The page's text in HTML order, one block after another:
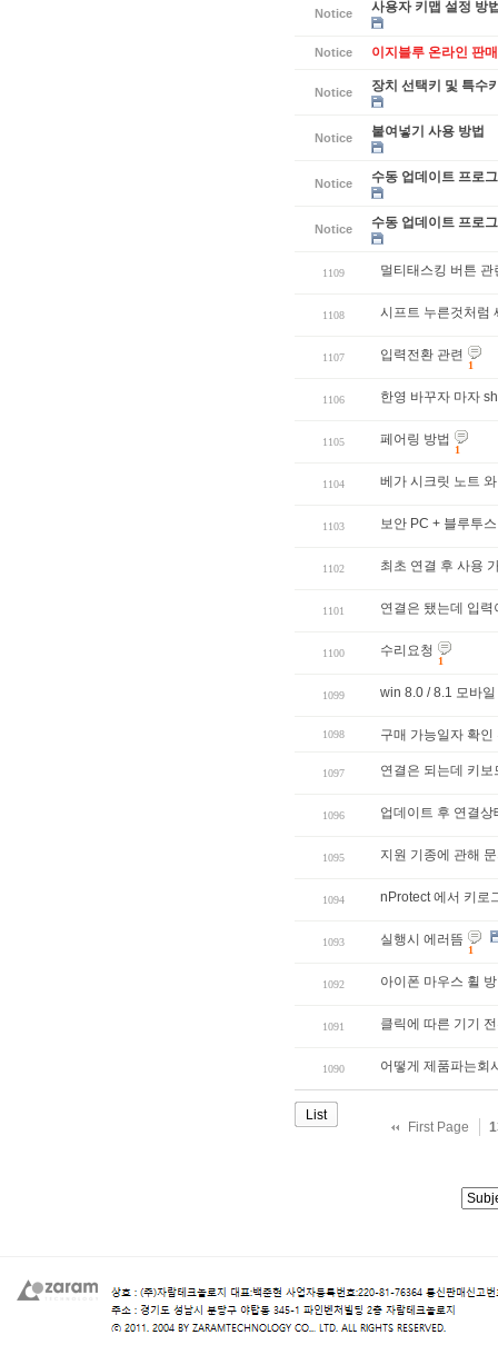
Notice 사용자 키맵 설정 방
Notice 이지블루 온라인 판
Notice 장치 선택키 및 특수
Notice 붙여넣기 사용 방법
Notice 수동 업데이트 프로
Notice 수동 업데이트 프로
1109 멀티태스킹 버튼 관
1108 시프트 누른것처럼
1107 입력전환 관련
1
1106 한영 바꾸자 마자
1105 페어링 방법
1
1104 베가 시크릿 노트
1103 보안 PC + 블루투
1102 최초 연결 후 사용
1101 연결은 됐는데 입력
1100 수리요청
1
1099 win 8.0 / 8.1 모바
1098 구매 가능일자 확
1097 연결은 되는데 키
1096 업데이트 후 연결
1095 지원 기종에 관해
1094 nProtect 에서 키로
1093 실행시 에러뜸
1
1092 아이폰 마우스 휠
1091 클릭에 따른 기기
1090 어떻게 제품파는회
List
First Page